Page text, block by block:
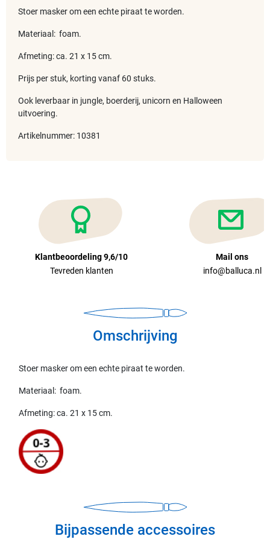
Stoer masker om een echte piraat te worden.
Materiaal: foam.
Afmeting: ca. 21 x 15 cm.
Prijs per stuk, korting vanaf 60 stuks.
Ook leverbaar in jungle, boerderij, unicorn en Halloween
uitvoering.
Artikelnummer: 10381
Klantbeoordeling 9,6/10
Tevreden klanten
Mail ons
info@balluca.nl
Omschrijving
Stoer masker om een echte piraat te worden.
Materiaal: foam.
Afmeting: ca. 21 x 15 cm.
Bijpassende accessoires